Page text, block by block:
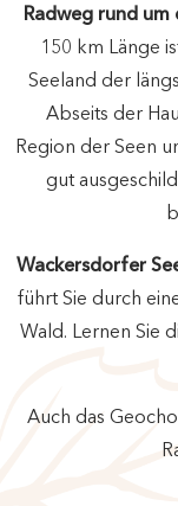
Radweg rund
150 km Länge
Seeland der
Abseits der
Region der Seen
gut
Wackersdorfer
führt Sie durch
Wald. Lernen Sie
Auch das